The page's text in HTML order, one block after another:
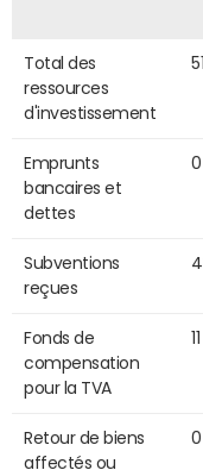
Total des
ressources
d'investissement
Emprunts
bancaires et
dettes
Subventions
reçues
Fonds de
compensation
pour la TVA
Retour de biens
affectés ou